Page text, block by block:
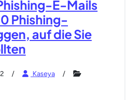
E-Mails
Phishing-
auf die Sie
Kaseya